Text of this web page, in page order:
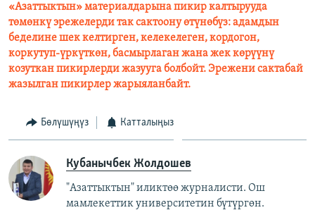
«Азаттыктын» материалдарына пикир калтырууда
төмөнкү эрежелерди так сактоону өтүнөбүз: адамдын
беделине шек келтирген, келекелеген, кордогон,
коркутуп-үркүткөн, басмырлаган жана жек көрүүнү
козуткан пикирлерди жазууга болбойт. Эрежени сактабай
жазылган пикирлер жарыяланбайт.
Бөлүшүңүз Катталыңыз
Кубанычбек Жолдошев
"Азаттыктын" иликтөө журналисти. Ош
мамлекеттик университетин бүтүргөн.